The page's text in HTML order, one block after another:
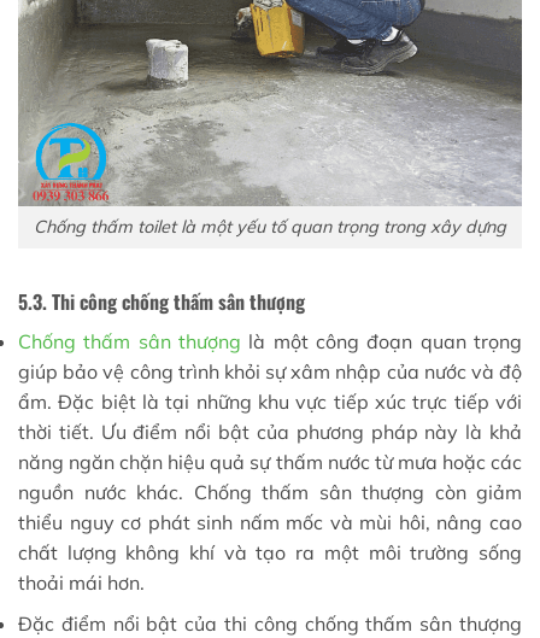
Chống thấm toilet là một yếu tố quan trọng trong xây dựng
5.3. Thi công chống thấm sân thượng
Chống thấm sân thượng là một công đoạn quan trọng
giúp bảo vệ công trình khỏi sự xâm nhập của nước và độ
ẩm. Đặc biệt là tại những khu vực tiếp xúc trực tiếp với
thời tiết. Ưu điểm nổi bật của phương pháp này là khả
năng ngăn chặn hiệu quả sự thấm nước từ mưa hoặc các
nguồn nước khác. Chống thấm sân thượng còn giảm
thiểu nguy cơ phát sinh nấm mốc và mùi hôi, nâng cao
chất lượng không khí và tạo ra một môi trường sống
thoải mái hơn.
Đặc điểm nổi bật của thi công chống thấm sân thượng